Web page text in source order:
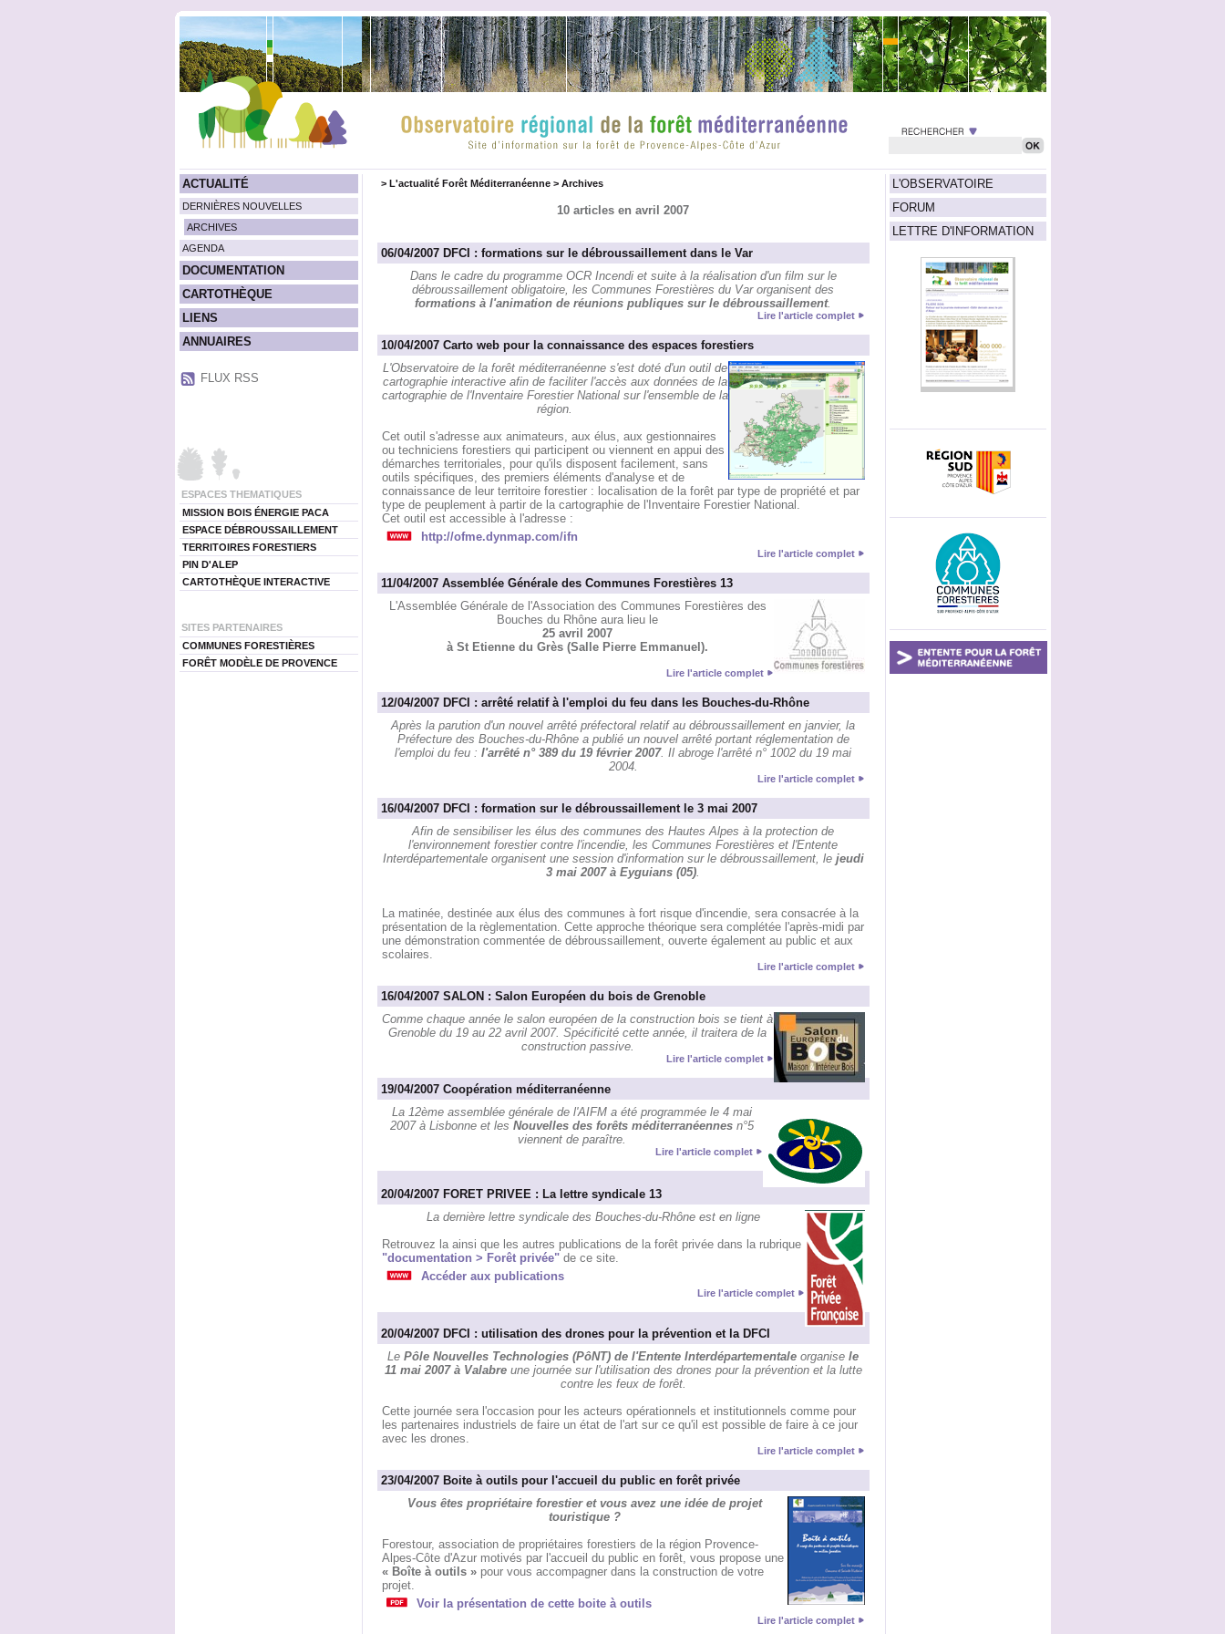
ACTUALITÉ
DERNIÈRES NOUVELLES
ARCHIVES
AGENDA
DOCUMENTATION
CARTOTHÈQUE
LIENS
ANNUAIRES
FLUX RSS
ESPACES THEMATIQUES
MISSION BOIS ÉNERGIE PACA
ESPACE DÉBROUSSAILLEMENT
TERRITOIRES FORESTIERS
PIN D'ALEP
CARTOTHÈQUE INTERACTIVE
SITES PARTENAIRES
COMMUNES FORESTIÈRES
FORÊT MODÈLE DE PROVENCE
L'OBSERVATOIRE
FORUM
LETTRE D'INFORMATION
> L'actualité Forêt Méditerranéenne> Archives
10 articles en avril 2007
06/04/2007 DFCI : formations sur le débroussaillement dans le Var
Dans le cadre du programme OCR Incendi et suite à la réalisation d'un film sur le
débroussaillement obligatoire, les Communes Forestières du Var organisent des
formations à l'animation de réunions publiques sur le débroussaillement.
Lire l'article complet
10/04/2007 Carto web pour la connaissance des espaces forestiers
L'Observatoire de la forêt méditerranéenne s'est doté d'un outil de
cartographie interactive afin de faciliter l'accès aux données de la
cartographie de l'Inventaire Forestier National sur l'ensemble de la
région.
Cet outil s'adresse aux animateurs, aux élus, aux gestionnaires
ou techniciens forestiers qui participent ou viennent en appui des
démarches territoriales, pour qu'ils disposent facilement, sans
outils spécifiques, des premiers éléments d'analyse et de
connaissance de leur territoire forestier : localisation de la forêt par type de propriété et par
type de peuplement à partir de la cartographie de l'Inventaire Forestier National.
Cet outil est accessible à l'adresse :
http://ofme.dynmap.com/ifn
Lire l'article complet
11/04/2007 Assemblée Générale des Communes Forestières 13
L'Assemblée Générale de l'Association des Communes Forestières des
Bouches du Rhône aura lieu le
25 avril 2007
à St Etienne du Grès (Salle Pierre Emmanuel).
Lire l'article complet
12/04/2007 DFCI : arrêté relatif à l'emploi du feu dans les Bouches-du-Rhône
Après la parution d'un nouvel arrêté préfectoral relatif au débroussaillement en janvier, la
Préfecture des Bouches-du-Rhône a publié un nouvel arrêté portant réglementation de
l'emploi du feu : l'arrêté n° 389 du 19 février 2007. Il abroge l'arrêté n° 1002 du 19 mai
2004.
Lire l'article complet
16/04/2007 DFCI : formation sur le débroussaillement le 3 mai 2007
Afin de sensibiliser les élus des communes des Hautes Alpes à la protection de
l'environnement forestier contre l'incendie, les Communes Forestières et l'Entente
Interdépartementale organisent une session d'information sur le débroussaillement, le jeudi
3 mai 2007 à Eyguians (05).
La matinée, destinée aux élus des communes à fort risque d'incendie, sera consacrée à la
présentation de la règlementation. Cette approche théorique sera complétée l'après-midi par
une démonstration commentée de débroussaillement, ouverte également au public et aux
scolaires.
Lire l'article complet
16/04/2007 SALON : Salon Européen du bois de Grenoble
Comme chaque année le salon européen de la construction bois se tient à
Grenoble du 19 au 22 avril 2007. Spécificité cette année, il traitera de la
construction passive.
Lire l'article complet
19/04/2007 Coopération méditerranéenne
La 12ème assemblée générale de l'AIFM a été programmée le 4 mai
2007 à Lisbonne et les Nouvelles des forêts méditerranéennes n°5
viennent de paraître.
Lire l'article complet
20/04/2007 FORET PRIVEE : La lettre syndicale 13
La dernière lettre syndicale des Bouches-du-Rhône est en ligne
Retrouvez la ainsi que les autres publications de la forêt privée dans la rubrique
"documentation > Forêt privée"de ce site.
Accéder aux publications
Lire l'article complet
20/04/2007 DFCI : utilisation des drones pour la prévention et la DFCI
Le Pôle Nouvelles Technologies (PôNT) de l'Entente Interdépartementale organise le
11 mai 2007 à Valabreune journée sur l'utilisation des drones pour la prévention et la lutte
contre les feux de forêt.
Cette journée sera l'occasion pour les acteurs opérationnels et institutionnels comme pour
les partenaires industriels de faire un état de l'art sur ce qu'il est possible de faire à ce jour
avec les drones.
Lire l'article complet
23/04/2007 Boite à outils pour l'accueil du public en forêt privée
Vous êtes propriétaire forestier et vous avez une idée de projet
touristique ?
Forestour, association de propriétaires forestiers de la région Provence-
Alpes-Côte d'Azur motivés par l'accueil du public en forêt, vous propose une
« Boîte à outils »pour vous accompagner dans la construction de votre
projet.
Voir la présentation de cette boite à outils
Lire l'article complet